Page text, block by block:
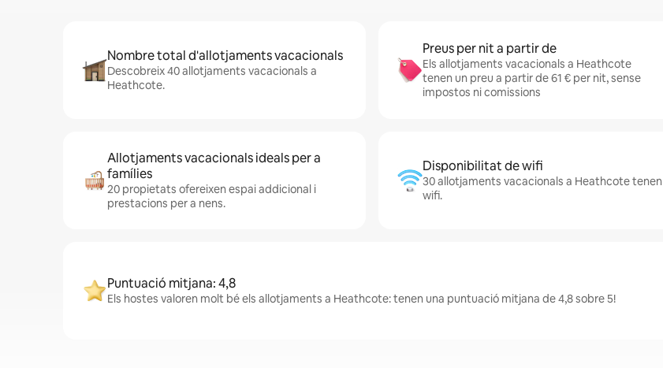
Nombre total d'allotjaments vacacionals
Descobreix 40 allotjaments vacacionals a
Heathcote.
Preus per nit a partir de
Els allotjaments vacacionals a Heathcote
tenen un preu a partir de 61 € per nit, sense
impostos ni comissions
Allotjaments vacacionals ideals per a
famílies
20 propietats ofereixen espai addicional i
prestacions per a nens.
Disponibilitat de wifi
30 allotjaments vacacionals a Heathcote tenen
wifi.
Puntuació mitjana: 4,8
Els hostes valoren molt bé els allotjaments a Heathcote: tenen una puntuació mitjana de 4,8 sobre 5!